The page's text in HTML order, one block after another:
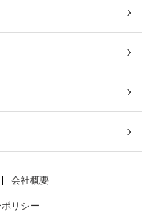
会社概要
リシー